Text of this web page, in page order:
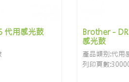
代用感光鼓
Brother -
感光鼓
產品類别:代用
列印頁數